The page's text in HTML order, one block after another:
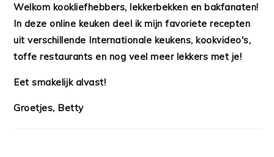
Welkom kookliefhebbers, lekkerbekken en bakfanaten!
In deze online keuken deel ik mijn favoriete recepten
uit verschillende Internationale keukens, kookvideo's,
toffe restaurants en nog veel meer lekkers met je!
Eet smakelijk alvast!
Groetjes, Betty